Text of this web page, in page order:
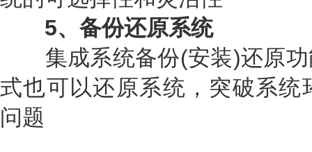
5、备份还原系统
集成系统备份(安装)还原功
式也可以还原系统，突破系
问题